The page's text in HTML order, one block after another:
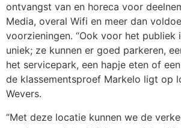
ontvangst van en horeca voor
Media, overal Wifi en meer dan
voorzieningen. “Ook voor het publiek
uniek; ze kunnen er goed parkeren,
het servicepark, een hapje eten of
de klassementsproef Markelo ligt op
Wevers.
“Met deze locatie kunnen we de